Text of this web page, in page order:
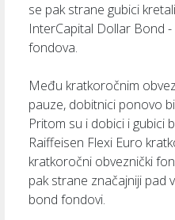
se pak strane gubici
InterCapital Dollar Bond
fondova.
Među kratkoročnim
pauze, dobitnici ponovo
Pritom su i dobici i gubici
Raiffeisen Flexi Euro
kratkoročni obveznički
pak strane značajniji pad
bond fondovi.